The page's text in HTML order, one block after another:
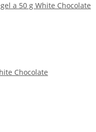
a 50 g White Chocolate